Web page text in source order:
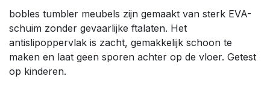
bobles tumbler meubels zijn gemaakt van sterk EVA-
schuim zonder gevaarlijke ftalaten. Het
antislipoppervlak is zacht, gemakkelijk schoon te
maken en laat geen sporen achter op de vloer. Getest
op kinderen.